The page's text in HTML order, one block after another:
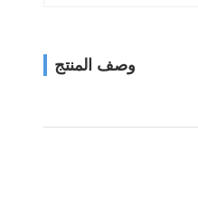
وصف المنتج